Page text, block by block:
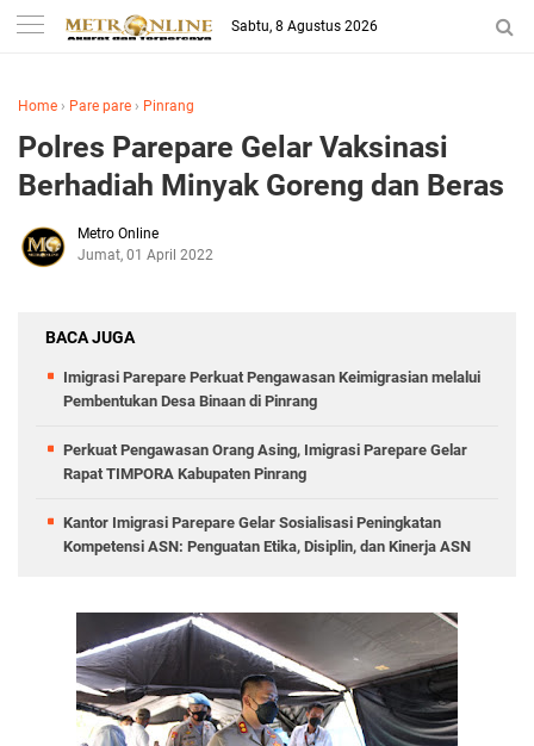
Sabtu, 8 Agustus 2026
Home › Pare pare › Pinrang
Polres Parepare Gelar Vaksinasi
Berhadiah Minyak Goreng dan Beras
Metro Online
Jumat, 01 April 2022
BACA JUGA
Imigrasi Parepare Perkuat Pengawasan Keimigrasian melalui
Pembentukan Desa Binaan di Pinrang
Perkuat Pengawasan Orang Asing, Imigrasi Parepare Gelar
Rapat TIMPORA Kabupaten Pinrang
Kantor Imigrasi Parepare Gelar Sosialisasi Peningkatan
Kompetensi ASN: Penguatan Etika, Disiplin, dan Kinerja ASN